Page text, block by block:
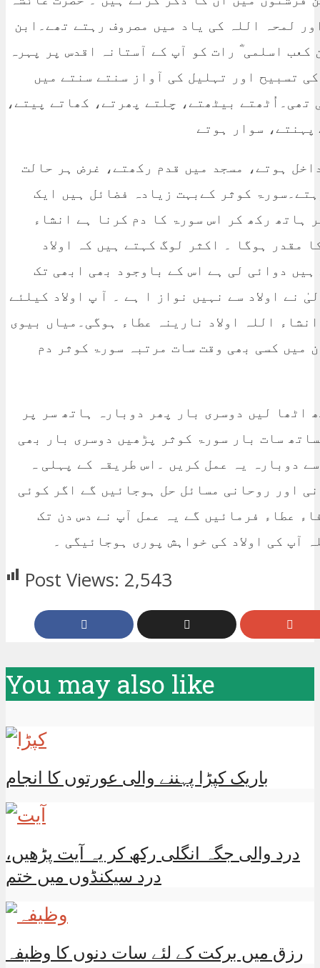
لمحہ اللہ کی یاد میں مصروف رہتے تھے۔ابن
اسلمی ؓ رات کو آپ کے آستانہ اقدس پر پہرہ
تسبیح اور تہلیل کی آواز سنتے سنتے میں
بیٹھتے، چلتے پھرتے، کھاتے پیتے،
ہوتے، مسجد میں قدم رکھتے، غرض ہر حالت
کوثر کےبہت زیادہ فضائل ہیں ایک
ہاتھ رکھ کر اس سورۃ کا دم کرنا ہے انشاء
مقدر ہوگا ۔ اکثر لوگ کہتے ہیں کہ اولاد
ہیں دوائی لی ہے اس کے باوجود بھی ابھی تک
نے اولاد سے نہیں نواز ا ہے ۔ آ پ اولاد کیلئے
اللہ اولاد نارینہ عطاء ہوگی۔میاں بیوی
میں کسی بھی وقت سات مرتبہ سورۃ کوثر دم
اٹھا لیں دوسری بار پھر دوبارہ ہاتھ سر پر
سات بار سورۃ کوثر پڑھیں دوسری بار بھی
دوبارہ یہ عمل کریں ۔اس طریقہ کے پہلی ہ
اور روحانی مسائل حل ہوجائیں گے اگر کوئی
عطاء فرمائیں گے یہ عمل آپ نے دس دن تک
آپ کی اولاد کی خواہش پوری ہوجائیگی ۔
Post Views: 2,543
You may also like
باریک کپڑا پہننے والی عورتوں کا انجام
درد والی جگہ انگلی رکھ کر یہ آیت پڑھیں،
درد سیکنڈوں میں ختم
رزق میں برکت کے لئے سات دنوں کا وظیفہ